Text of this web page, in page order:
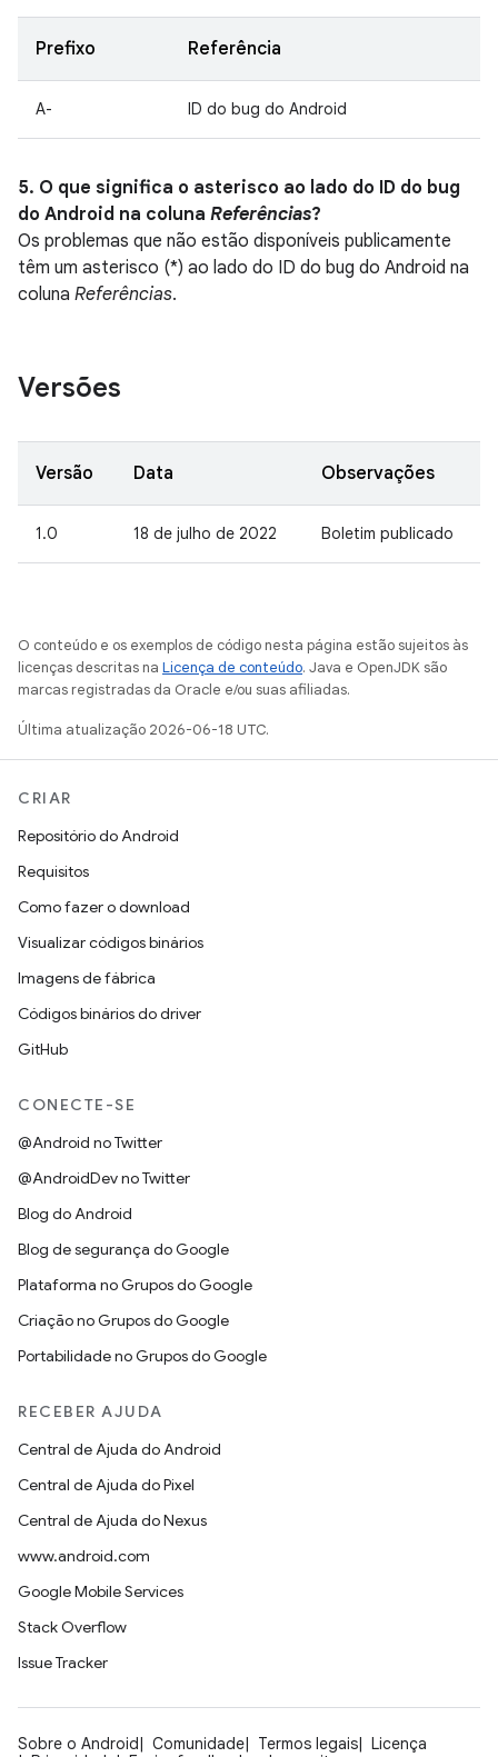
Prefixo Referência
A- ID do bug do Android
5. O que significa o asterisco ao lado do ID do bug
do Android na coluna Referências?
Os problemas que não estão disponíveis publicamente
têm um asterisco (*) ao lado do ID do bug do Android na
coluna Referências.
Versões
Versão Data Observações
1.0 18 de julho de 2022 Boletim publicado
O conteúdo e os exemplos de código nesta página estão sujeitos às
licenças descritas na Licença de conteúdo. Java e OpenJDK são
marcas registradas da Oracle e/ou suas afiliadas.
Última atualização 2026-06-18 UTC.
CRIAR
Repositório do Android
Requisitos
Como fazer o download
Visualizar códigos binários
Imagens de fábrica
Códigos binários do driver
GitHub
CONECTE-SE
@Android no Twitter
@AndroidDev no Twitter
Blog do Android
Blog de segurança do Google
Plataforma no Grupos do Google
Criação no Grupos do Google
Portabilidade no Grupos do Google
RECEBER AJUDA
Central de Ajuda do Android
Central de Ajuda do Pixel
Central de Ajuda do Nexus
www.android.com
Google Mobile Services
Stack Overflow
Issue Tracker
Sobre o Android Comunidade Termos legais
Licença